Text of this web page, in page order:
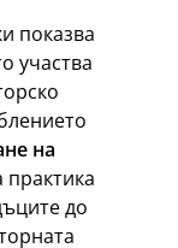
показва
участва
на
практика
до